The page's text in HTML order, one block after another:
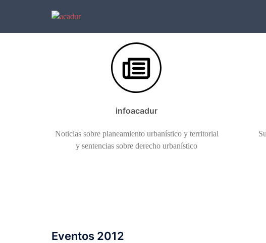
infoacadur
Noticias sobre planeamiento urbanístico y territorial
y sentencias sobre derecho urbanístico
Eventos 2012